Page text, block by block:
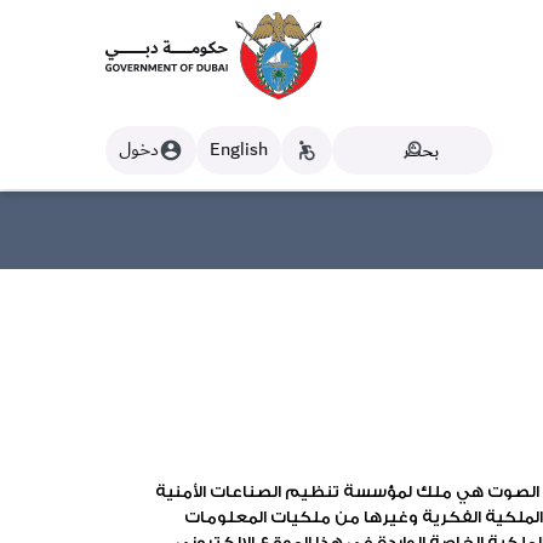
search
accessible_forward
English
account_circleدخول
الصوت هي ملك لمؤسسة تنظيم الصناعات الأمنية
الفكرية وغيرها من ملكيات المعلومات